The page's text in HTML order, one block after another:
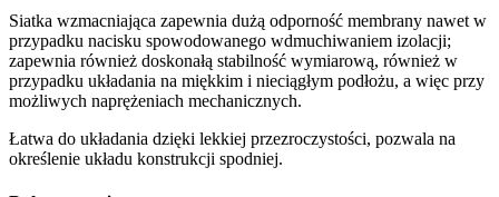
Siatka wzmacniająca zapewnia dużą odporność membrany nawet w
przypadku nacisku spowodowanego wdmuchiwaniem izolacji;
zapewnia również doskonałą stabilność wymiarową, również w
przypadku układania na miękkim i nieciągłym podłożu, a więc przy
możliwych naprężeniach mechanicznych.
Łatwa do układania dzięki lekkiej przezroczystości, pozwala na
określenie układu konstrukcji spodniej.